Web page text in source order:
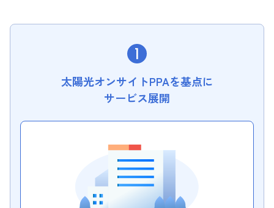
太陽光オンサイトPPAを基点に
サービス展開